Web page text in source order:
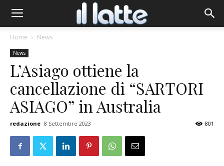
Home News
News
L’Asiago ottiene la
cancellazione di “SARTORI
ASIAGO” in Australia
redazione 8 Settembre 2023 801